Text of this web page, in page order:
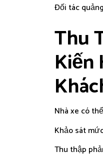
Đối tác
Thu
Kiến
Nhà xe có
Khảo sát
Thu thập